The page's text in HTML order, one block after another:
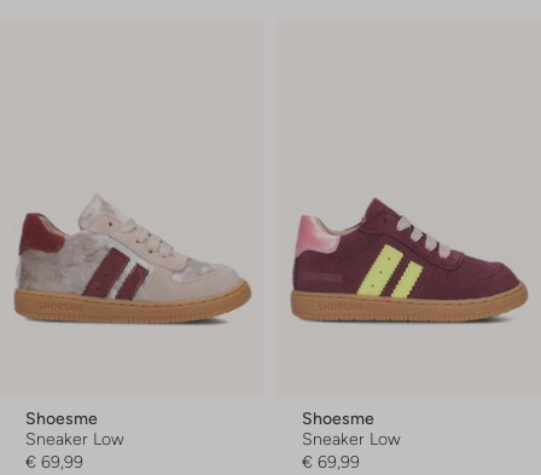
Shoesme
Sneaker Low
€ 69,99
Shoesme
Sneaker Low
€ 69,99